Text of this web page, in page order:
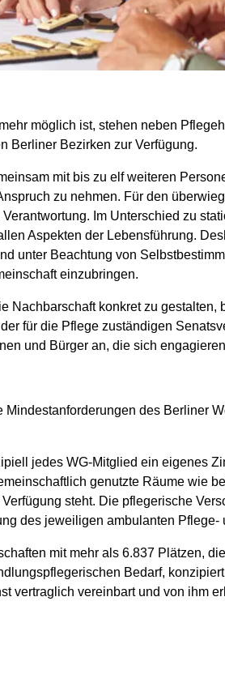
möglich ist, stehen neben
Berliner Bezirken zur Verfügung.
mit bis zu elf weiteren
zu nehmen. Für den
Im Unterschied zu
Aspekten der Lebensführung.
unter Beachtung von
einzubringen.
Nachbarschaft konkret zu gestalten,
für die Pflege zuständigen
und Bürger an, die sich
des Berliner
jedes WG-Mitglied ein eigenes
genutzte Räume wie
steht. Die pflegerische
des jeweiligen ambulanten Pflege-
mit mehr als 6.837 Plätzen,
Bedarf,
vertraglich vereinbart und von ihm